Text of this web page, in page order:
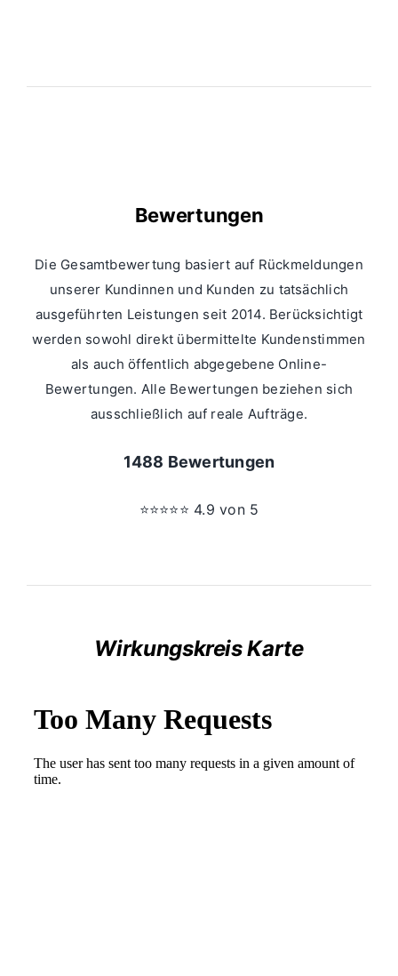
Bewertungen
Die Gesamtbewertung basiert auf Rückmeldungen
unserer Kundinnen und Kunden zu tatsächlich
ausgeführten Leistungen seit 2014. Berücksichtigt
werden sowohl direkt übermittelte Kundenstimmen
als auch öffentlich abgegebene Online-
Bewertungen. Alle Bewertungen beziehen sich
ausschließlich auf reale Aufträge.
1488 Bewertungen
⭐⭐⭐⭐⭐ 4.9 von 5
Wirkungskreis Karte